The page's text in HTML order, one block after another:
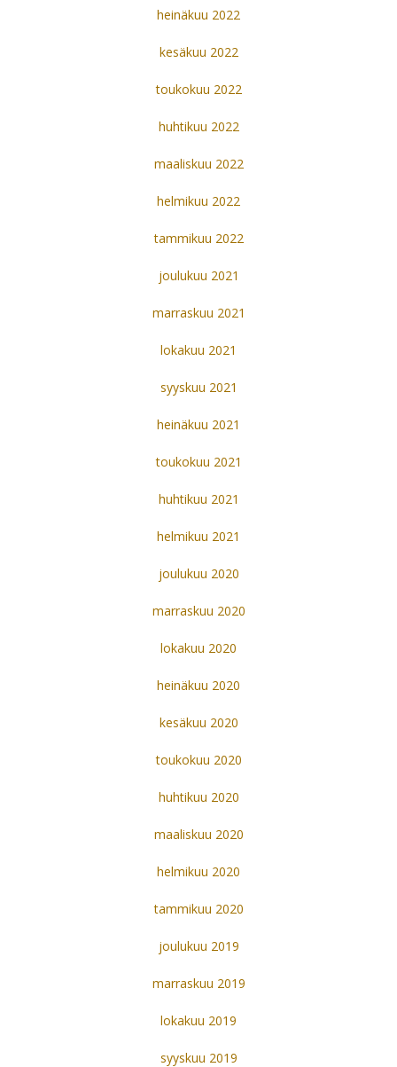
heinäkuu 2022
kesäkuu 2022
toukokuu 2022
huhtikuu 2022
maaliskuu 2022
helmikuu 2022
tammikuu 2022
joulukuu 2021
marraskuu 2021
lokakuu 2021
syyskuu 2021
heinäkuu 2021
toukokuu 2021
huhtikuu 2021
helmikuu 2021
joulukuu 2020
marraskuu 2020
lokakuu 2020
heinäkuu 2020
kesäkuu 2020
toukokuu 2020
huhtikuu 2020
maaliskuu 2020
helmikuu 2020
tammikuu 2020
joulukuu 2019
marraskuu 2019
lokakuu 2019
syyskuu 2019